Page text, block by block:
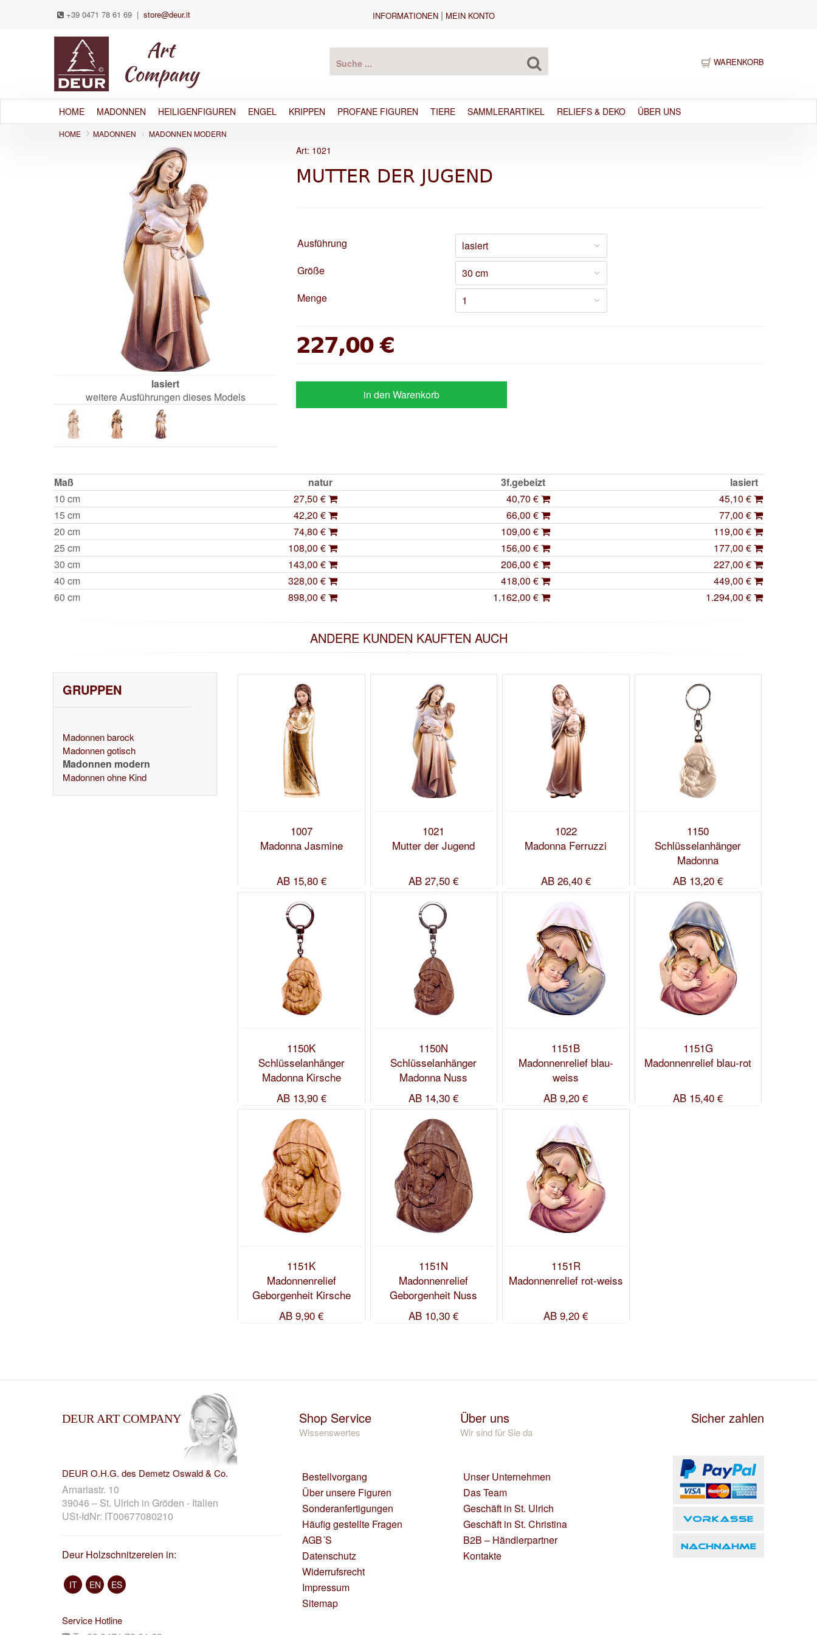
+39 0471 78 61 69 | store@deur.it INFORMATIONEN| MEIN KONTO
WARENKORB
HOME MADONNEN HEILIGENFIGUREN ENGEL KRIPPEN PROFANE FIGUREN TIERE SAMMLERARTIKEL RELIEFS & DEKO ÜBER UNS
HOME MADONNEN MADONNEN MODERN
lasiert
weitere Ausführungen dieses Models
Art: 1021
MUTTER DER JUGEND
Ausführung
Größe
Menge
227,00 €
in den Warenkorb
Maß natur 3f.gebeizt
lasiert
10 cm
27,50 € 40,70 €
45,10 €
15 cm
42,20 € 66,00 €
77,00 €
20 cm
74,80 € 109,00 €
119,00 €
25 cm
108,00 € 156,00 €
177,00 €
30 cm
143,00 € 206,00 €
227,00 €
40 cm
328,00 € 418,00 €
449,00 €
60 cm
898,00 € 1.162,00 € 1.294,00 €
ANDERE KUNDEN KAUFTEN AUCH
GRUPPEN
Madonnen barock
Madonnen gotisch
Madonnen modern
Madonnen ohne Kind
1007
Madonna Jasmine
AB15,80 €
1021
Mutter der Jugend
AB 27,50 €
1022
Madonna Ferruzzi
AB26,40 €
1150
Schlüsselanhänger
Madonna
AB 13,20 €
1150K
Schlüsselanhänger
Madonna Kirsche
AB13,90 €
1150N
Schlüsselanhänger
Madonna Nuss
AB 14,30 €
1151B
Madonnenrelief blau-
weiss
AB 9,20 €
1151G
Madonnenrelief blau-rot
AB 15,40 €
1151K
Madonnenrelief
Geborgenheit Kirsche
AB 9,90 €
1151N
Madonnenrelief
Geborgenheit Nuss
AB 10,30 €
1151R
Madonnenrelief rot-weiss
AB 9,20 €
DEUR ART COMPANY
DEUR O.H.G. des Demetz Oswald & Co.
Arnariastr. 10
39046 – St. Ulrich in Gröden - Italien
USt-IdNr: IT00677080210
Deur Holzschnitzereien in:
IT EN ES
Service Hotline
Shop Service
Wissenswertes
Bestellvorgang
Über unsere Figuren
Sonderanfertigungen
Häufig gestellte Fragen
AGB´S
Datenschutz
Widerrufsrecht
Impressum
Sitemap
Über uns
Wir sind für Sie da
Unser Unternehmen
Das Team
Geschäft in St. Ulrich
Geschäft in St. Christina
B2B – Händlerpartner
Kontakte
Sicher zahlen